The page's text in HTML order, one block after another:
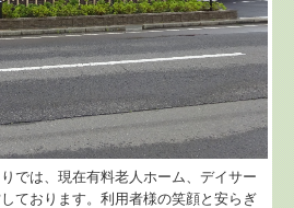
では、現在有料老人ホーム、デイサー
ております。利用者様の笑顔と安らぎ